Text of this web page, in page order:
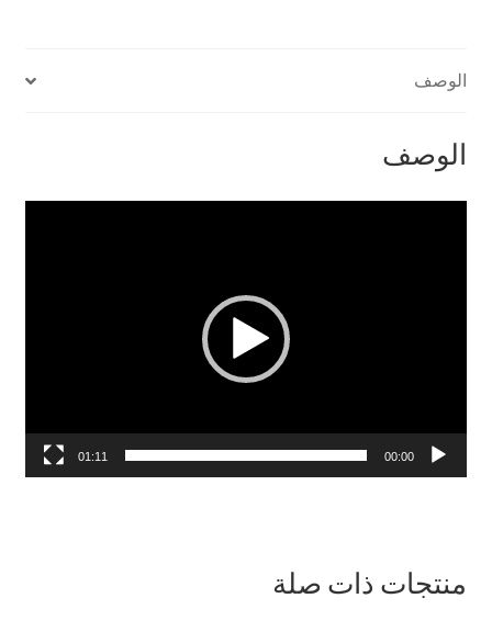
الوصف
الوصف
00:00
01:11
منتجات ذات صلة